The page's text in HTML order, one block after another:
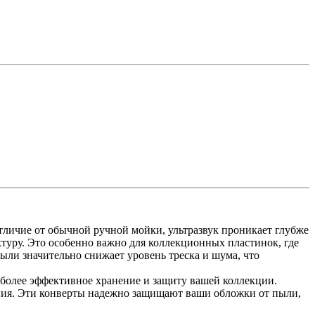
от обычной ручной мойки, ультразвук проникает глубже
Это особенно важно для коллекционных пластинок, где
значительно снижает уровень треска и шума, что
эффективное хранение и защиту вашей коллекции.
Эти конверты надежно защищают ваши обложки от пыли,